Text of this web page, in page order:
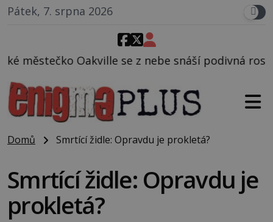
Pátek, 7. srpna 2026
se z nebe snáší podivná rosolovitá látka
Domů Smrtící židle: Opravdu je prokletá?
Smrtící židle: Opravdu je
prokletá?